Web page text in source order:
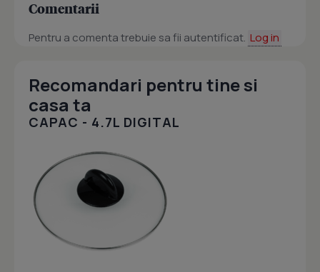
Comentarii
Pentru a comenta trebuie sa fii autentificat. Log in
Recomandari pentru tine si
casa ta
CAPAC - 4.7L DIGITAL